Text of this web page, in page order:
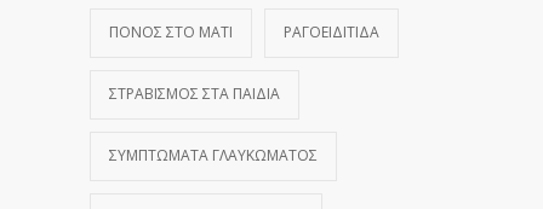
ΠΌΝΟΣ ΣΤΟ ΜΆΤΙ ΡΑΓΟΕΙΔΊΤΙΔΑ
ΣΤΡΑΒΙΣΜΌΣ ΣΤΑ ΠΑΙΔΙΆ
ΣΥΜΠΤΏΜΑΤΑ ΓΛΑΥΚΏΜΑΤΟΣ